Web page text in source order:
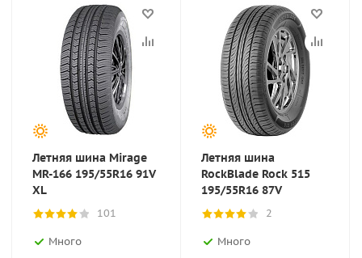
Летняя шина Mirage
MR-166 195/55R16 91V
XL
101
Много
Летняя шина
RockBlade Rock 515
195/55R16 87V
2
Много